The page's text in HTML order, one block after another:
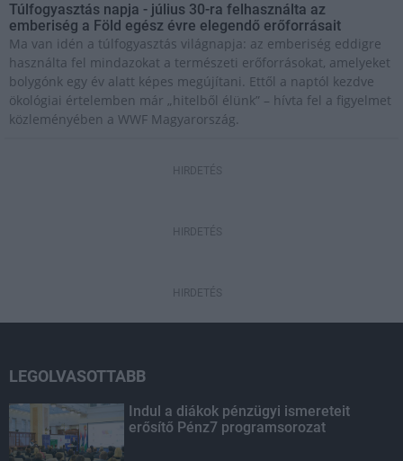
Túlfogyasztás napja - július 30-ra felhasználta az
emberiség a Föld egész évre elegendő erőforrásait
Ma van idén a túlfogyasztás világnapja: az emberiség eddigre
használta fel mindazokat a természeti erőforrásokat, amelyeket
bolygónk egy év alatt képes megújítani. Ettől a naptól kezdve
ökológiai értelemben már „hitelből élünk” – hívta fel a figyelmet
közleményében a WWF Magyarország.
HIRDETÉS
HIRDETÉS
HIRDETÉS
LEGOLVASOTTABB
Indul a diákok pénzügyi ismereteit
erősítő Pénz7 programsorozat